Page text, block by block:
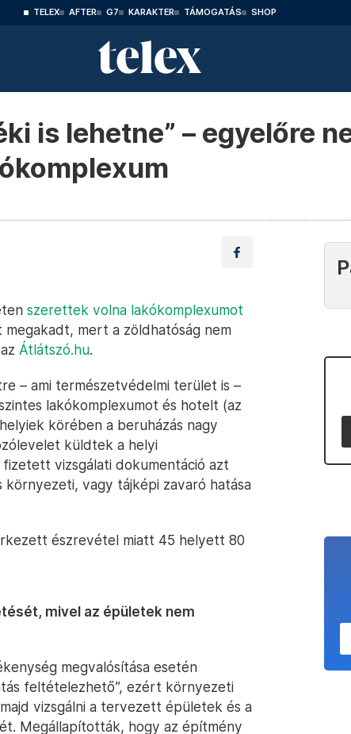
TELEX AFTER G7 KARAKTER TÁMOGATÁS SHOP
is lehetne” – egyelőre
szerettek volna lakókomplexumot
mert a zöldhatóság nem
Átlátszó.hu.
– ami természetvédelmi terület is –
lakókomplexumot és hotelt (az
körében a beruházás nagy
küldtek a helyi
vizsgálati dokumentáció azt
vagy tájképi zavaró hatása
észrevétel miatt 45 helyett 80
mivel az épületek nem
megvalósítása esetén
feltételezhető”, ezért környezeti
vizsgálni a tervezett épületek és a
Megállapították, hogy az építmény